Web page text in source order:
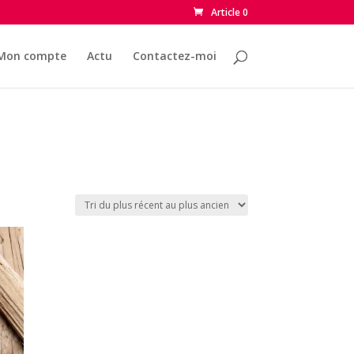
Article 0
compte Actu Contactez-moi